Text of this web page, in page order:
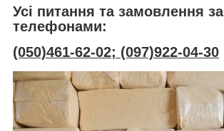
Усі питання та замовлення за
телефонами:
(050)461-62-02; (097)922-04-30